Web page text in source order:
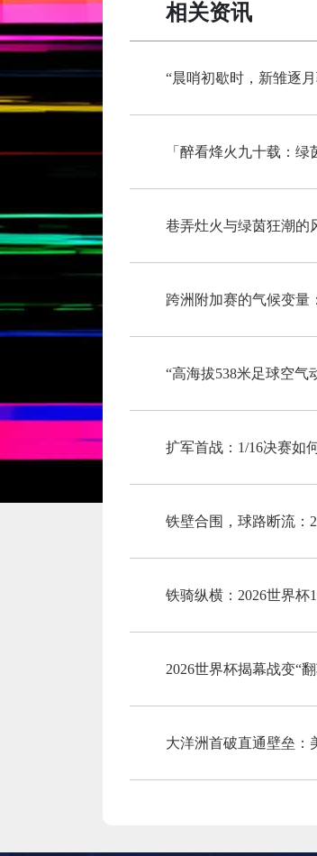
相关资讯
“晨哨初歇时，新雏逐
「醉看烽火九十载：绿
巷弄灶火与绿茵狂潮的
跨洲附加赛的气候变量
扩军首战：1/16决赛如
铁壁合围，球路断流：
铁骑纵横：2026世界杯
2026世界杯揭幕战变“
大洋洲首破直通壁垒：